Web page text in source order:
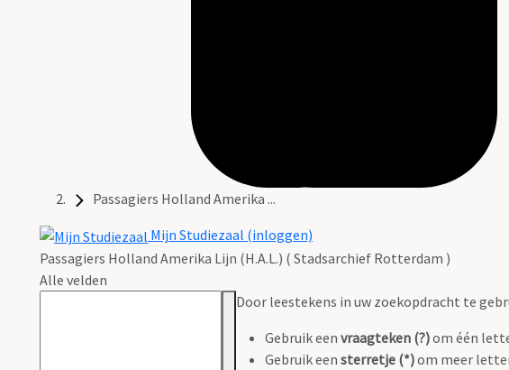
Passagiers Holland Amerika ...
Mijn Studiezaal (inloggen)
Passagiers Holland Amerika Lijn (H.A.L.) ( Stadsarchief Rotterdam )
Alle velden
Door leestekens in uw zoekopdracht te
Gebruik een vraagteken (?)om één
Gebruik een sterretje (*)om meer